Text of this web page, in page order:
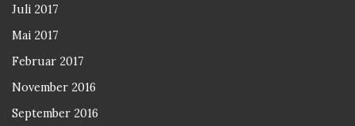
Juli 2017
Mai 2017
Februar 2017
November 2016
September 2016